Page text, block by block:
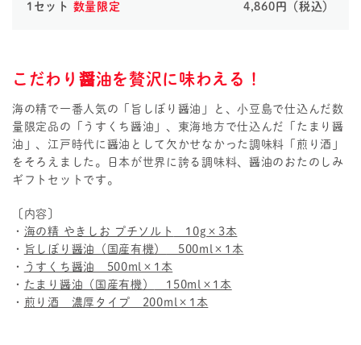
1セット 数量限定 4,860円（税込）
こだわり醤油を贅沢に味わえる！
海の精で一番人気の「旨しぼり醤油」と、小豆島で仕込んだ数
量限定品の「うすくち醤油」、東海地方で仕込んだ「たまり醤
油」、江戸時代に醤油として欠かせなかった調味料「煎り酒」
をそろえました。日本が世界に誇る調味料、醤油のおたのしみ
ギフトセットです。
〔内容〕
・ 海の精 やきしお プチソルト
10g×3本
・
旨しぼり醤油（国産有機）
500ml×1本
・
うすくち醤油 500ml×1本
・ たまり醤油（国産有機）
150ml×1本
・ 煎り酒 濃厚タイプ 200ml×1本